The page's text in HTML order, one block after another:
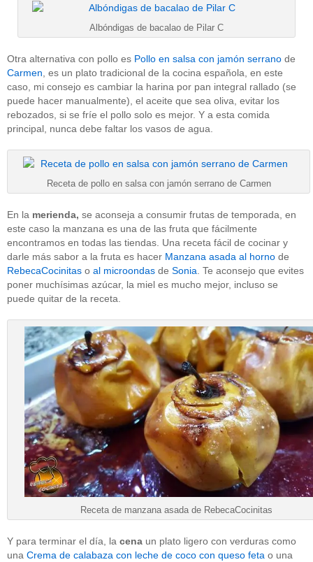
Albóndigas de bacalao de Pilar C
Otra alternativa con pollo es Pollo en salsa con jamón serrano de
Carmen , es un plato tradicional de la cocina española, en este
caso, mi consejo es cambiar la harina por pan integral rallado (se
puede hacer manualmente), el aceite que sea oliva, evitar los
rebozados, si se fríe el pollo solo es mejor. Y a esta comida
principal, nunca debe faltar los vasos de agua.
Receta de pollo en salsa con jamón serrano de Carmen
En la merienda, se aconseja a consumir frutas de temporada, en
este caso la manzana es una de las fruta que fácilmente
encontramos en todas las tiendas. Una receta fácil de cocinar y
darle más sabor a la fruta es hacer Manzana asada al horno de
RebecaCocinitas o al microondas de Sonia . Te aconsejo que evites
poner muchísimas azúcar, la miel es mucho mejor, incluso se
puede quitar de la receta.
Receta de manzana asada de RebecaCocinitas
Y para terminar el día, la cena un plato ligero con verduras como
una Crema de calabaza con leche de coco con queso feta o una